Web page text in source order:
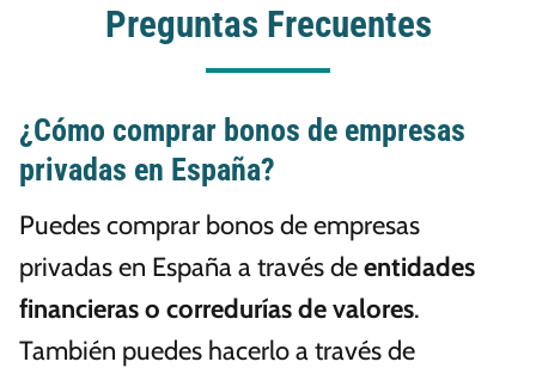
Preguntas Frecuentes
¿Cómo comprar bonos de empresas
privadas en España?
Puedes comprar bonos de empresas
privadas en España a través deentidades
financieras o corredurías de valores.
También puedes hacerlo a través de